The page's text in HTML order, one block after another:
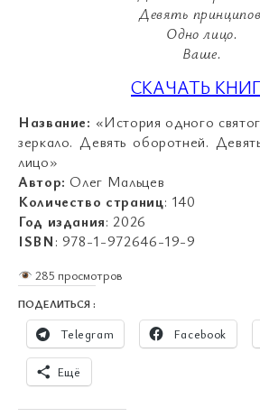
Девять
Одно лицо.
Ваше.
СКАЧАТЬ
Название: «История одного
зеркало. Девять оборотней.
лицо»
Автор:Олег Мальцев
Количество страниц: 140
Год издания: 2026
ISBN: 978-1-972646-19-9
285 просмотров
ПОДЕЛИТЬСЯ :
Telegram Facebook
Ещё